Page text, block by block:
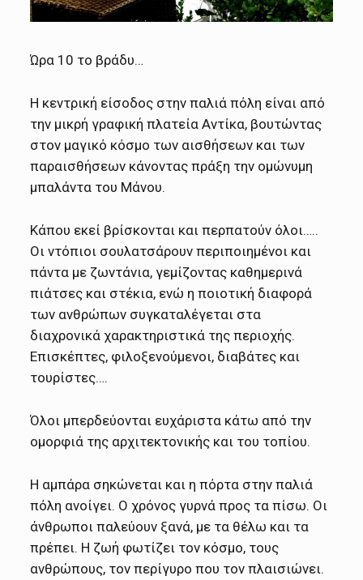
Ώρα 10 το βράδυ…
Η κεντρική είσοδος στην παλιά πόλη είναι από
την μικρή γραφική πλατεία Αντίκα, βουτώντας
στον μαγικό κόσμο των αισθήσεων και των
παραισθήσεων κάνοντας πράξη την ομώνυμη
μπαλάντα του Μάνου.
Κάπου εκεί βρίσκονται και περπατούν όλοι…..
Οι ντόπιοι σουλατσάρουν περιποιημένοι και
πάντα με ζωντάνια, γεμίζοντας καθημερινά
πιάτσες και στέκια, ενώ η ποιοτική διαφορά
των ανθρώπων συγκαταλέγεται στα
διαχρονικά χαρακτηριστικά της περιοχής.
Επισκέπτες, φιλοξενούμενοι, διαβάτες και
τουρίστες….
Όλοι μπερδεύονται ευχάριστα κάτω από την
ομορφιά της αρχιτεκτονικής και του τοπίου.
Η αμπάρα σηκώνεται και η πόρτα στην παλιά
πόλη ανοίγει. Ο χρόνος γυρνά προς τα πίσω. Οι
άνθρωποι παλεύουν ξανά, με τα θέλω και τα
πρέπει. Η ζωή φωτίζει τον κόσμο, τους
ανθρώπους, τον περίγυρο που τον πλαισιώνει.